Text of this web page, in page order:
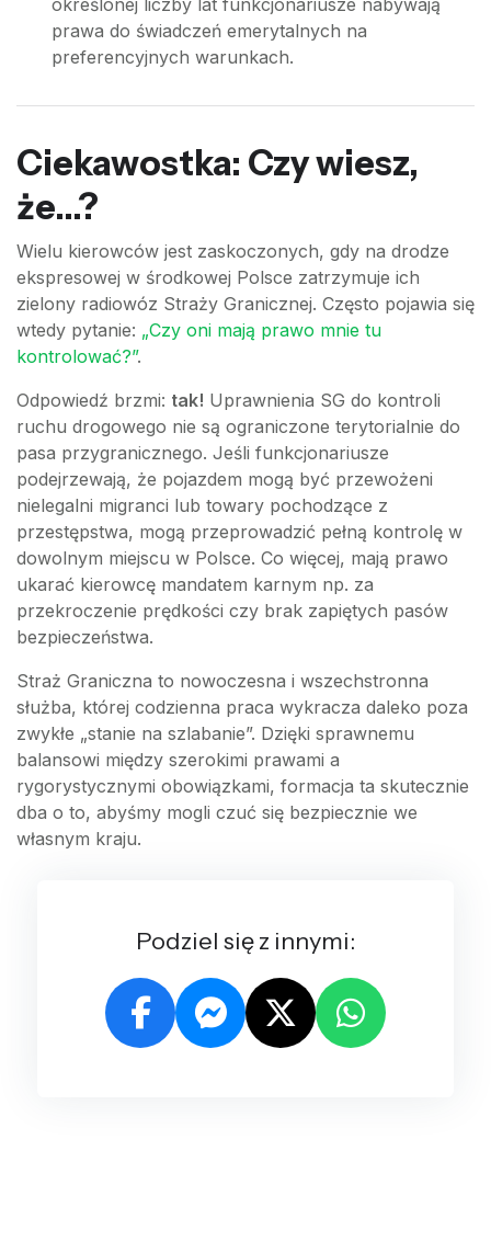
określonej liczby lat funkcjonariusze nabywają
prawa do świadczeń emerytalnych na
preferencyjnych warunkach.
Ciekawostka: Czy wiesz,
że...?
Wielu kierowców jest zaskoczonych, gdy na drodze
ekspresowej w środkowej Polsce zatrzymuje ich
zielony radiowóz Straży Granicznej. Często pojawia się
wtedy pytanie: „Czy oni mają prawo mnie tu
kontrolować?”.
Odpowiedź brzmi: tak! Uprawnienia SG do kontroli
ruchu drogowego nie są ograniczone terytorialnie do
pasa przygranicznego. Jeśli funkcjonariusze
podejrzewają, że pojazdem mogą być przewożeni
nielegalni migranci lub towary pochodzące z
przestępstwa, mogą przeprowadzić pełną kontrolę w
dowolnym miejscu w Polsce. Co więcej, mają prawo
ukarać kierowcę mandatem karnym np. za
przekroczenie prędkości czy brak zapiętych pasów
bezpieczeństwa.
Straż Graniczna to nowoczesna i wszechstronna
służba, której codzienna praca wykracza daleko poza
zwykłe „stanie na szlabanie”. Dzięki sprawnemu
balansowi między szerokimi prawami a
rygorystycznymi obowiązkami, formacja ta skutecznie
dba o to, abyśmy mogli czuć się bezpiecznie we
własnym kraju.
Podziel się z innymi: